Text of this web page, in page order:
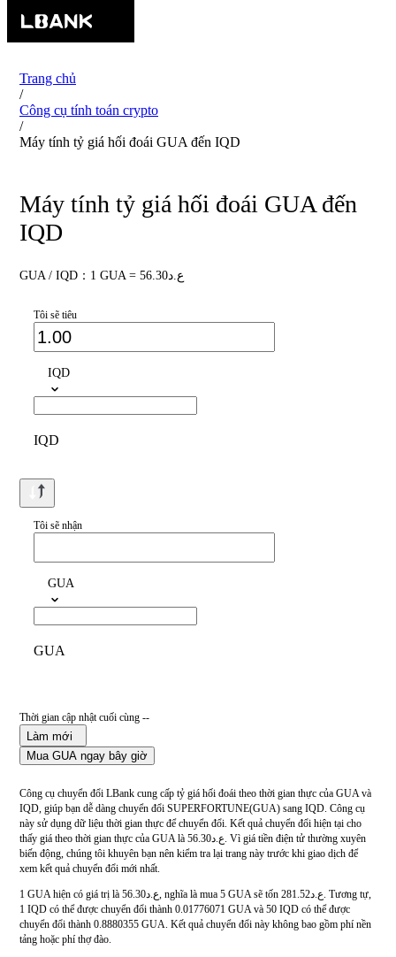
Trang chủ
/
Công cụ tính toán crypto
/
Máy tính tỷ giá hối đoái GUA đến IQD
Máy tính tỷ giá hối đoái GUA đến
IQD
GUA / IQD：1 GUA = ع.د56.30
Tôi sẽ tiêu
IQD
IQD
Tôi sẽ nhận
GUA
GUA
Thời gian cập nhật cuối cùng --
Làm mới
Mua GUA ngay bây giờ
Công cụ chuyển đổi LBank cung cấp tỷ giá hối đoái theo thời gian thực của GUA và
IQD, giúp bạn dễ dàng chuyển đổi SUPERFORTUNE(GUA) sang IQD. Công cụ
này sử dụng dữ liệu thời gian thực để chuyển đổi. Kết quả chuyển đổi hiện tại cho
thấy giá theo thời gian thực của GUA là ع.د56.30. Vì giá tiền điện tử thường xuyên
biến động, chúng tôi khuyên bạn nên kiểm tra lại trang này trước khi giao dịch để
xem kết quả chuyển đổi mới nhất.
1 GUA hiện có giá trị là ع.د56.30, nghĩa là mua 5 GUA sẽ tốn ع.د281.52. Tương tự,
1 IQD có thể được chuyển đổi thành 0.01776071 GUA và 50 IQD có thể được
chuyển đổi thành 0.8880355 GUA. Kết quả chuyển đổi này không bao gồm phí nền
tảng hoặc phí thợ đào.